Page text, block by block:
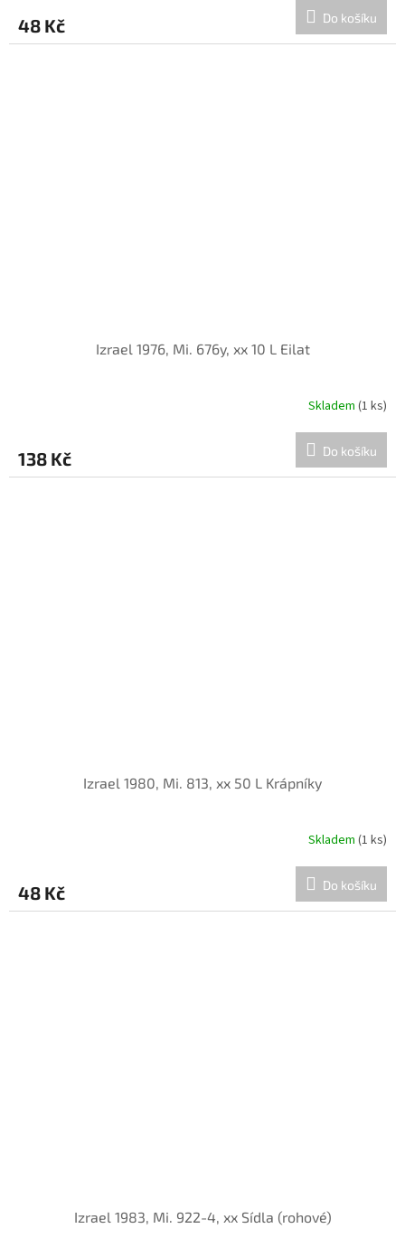
48 Kč Do košíku
Izrael 1976, Mi. 676y, xx 10 L Eilat
Skladem (1 ks)
138 Kč Do košíku
Izrael 1980, Mi. 813, xx 50 L Krápníky
Skladem (1 ks)
48 Kč Do košíku
Izrael 1983, Mi. 922-4, xx Sídla (rohové)